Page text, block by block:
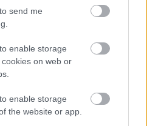
send me
enable storage
on web or
enable storage
the website or app.
letéteményesei
benne van,
rendszert azzal,
oktatás követelése
hordozta a gyerekét,
érintkezzék a
a szegregált oktatási